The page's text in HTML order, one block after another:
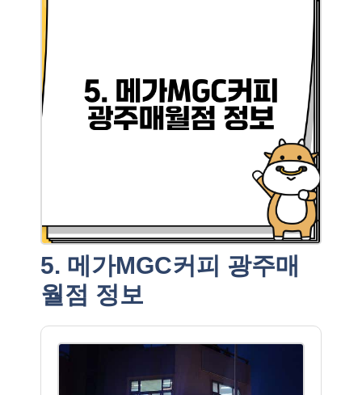
5. 메가MGC커피 광주매
월점 정보